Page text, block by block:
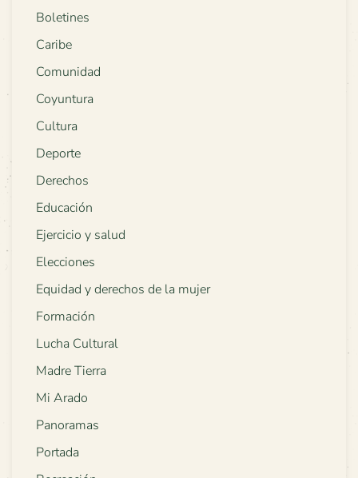
Boletines
Caribe
Comunidad
Coyuntura
Cultura
Deporte
Derechos
Educación
Ejercicio y salud
Elecciones
Equidad y derechos de la mujer
Formación
Lucha Cultural
Madre Tierra
Mi Arado
Panoramas
Portada